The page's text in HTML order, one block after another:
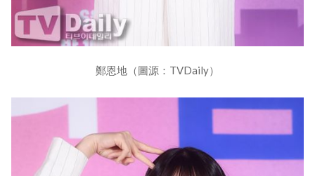
鄭恩地（圖源：TVDaily）